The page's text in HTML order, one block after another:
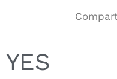
YES